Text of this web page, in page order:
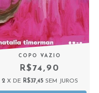
COPO VAZIO
R$74,90
2 X DE R$37,45 SEM JUROS